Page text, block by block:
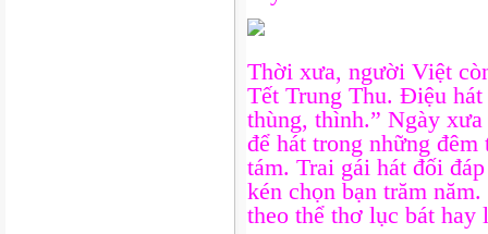
Thời xưa, người Việt
Tết Trung Thu. Điệu
thùng, thình.” Ngày
để hát trong những
tám. Trai gái hát đối
kén chọn bạn trăm
theo thể thơ lục bát hay